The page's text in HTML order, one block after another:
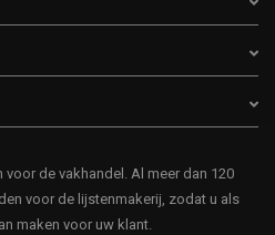
de vakhandel. Al meer dan 120
voor de lijstenmakerij, zodat u als
maken voor uw klant.